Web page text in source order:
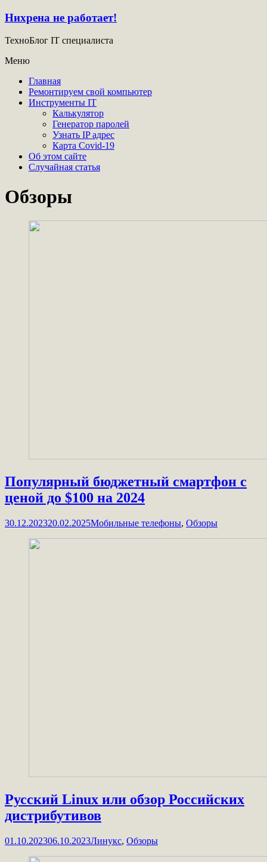
Нихрена не работает!
ТехноБлог IT специалиста
Меню
Главная
Ремонтируем свой компьютер
Инструменты IT
Калькулятор
Генератор паролей
Узнать IP адрес
Карта Covid-19
Об этом сайте
Случайная статья
Обзоры
Популярный бюджетный смартфон с
ценой до $100 на 2024
30.12.202320.02.2025Мобильные телефоны, Обзоры
Русский Linux или обзор Российских
дистрибутивов
01.10.202306.10.2023Линукс, Обзоры